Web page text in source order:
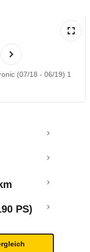
(07/18 - 06/19) 1
PS)